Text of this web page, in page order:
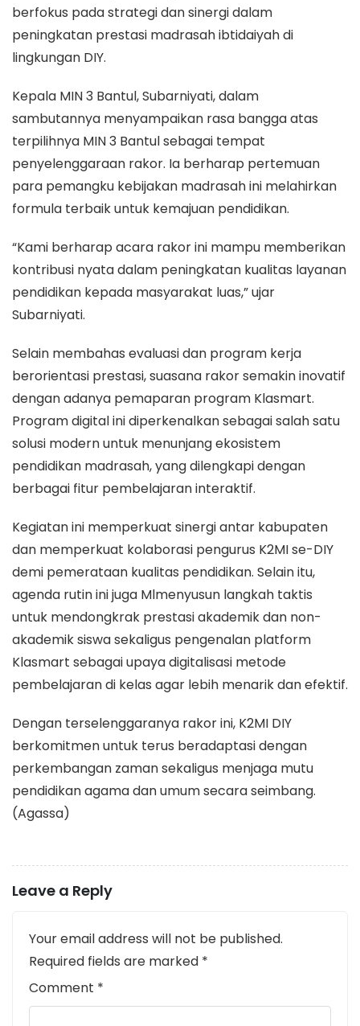
berfokus pada strategi dan sinergi dalam
peningkatan prestasi madrasah ibtidaiyah di
lingkungan DIY.
Kepala MIN 3 Bantul, Subarniyati, dalam
sambutannya menyampaikan rasa bangga atas
terpilihnya MIN 3 Bantul sebagai tempat
penyelenggaraan rakor. Ia berharap pertemuan
para pemangku kebijakan madrasah ini melahirkan
formula terbaik untuk kemajuan pendidikan.
“Kami berharap acara rakor ini mampu memberikan
kontribusi nyata dalam peningkatan kualitas layanan
pendidikan kepada masyarakat luas,” ujar
Subarniyati.
Selain membahas evaluasi dan program kerja
berorientasi prestasi, suasana rakor semakin inovatif
dengan adanya pemaparan program Klasmart.
Program digital ini diperkenalkan sebagai salah satu
solusi modern untuk menunjang ekosistem
pendidikan madrasah, yang dilengkapi dengan
berbagai fitur pembelajaran interaktif.
Kegiatan ini memperkuat sinergi antar kabupaten
dan memperkuat kolaborasi pengurus K2MI se-DIY
demi pemerataan kualitas pendidikan. Selain itu,
agenda rutin ini juga Mlmenyusun langkah taktis
untuk mendongkrak prestasi akademik dan non-
akademik siswa sekaligus pengenalan platform
Klasmart sebagai upaya digitalisasi metode
pembelajaran di kelas agar lebih menarik dan efektif.
Dengan terselenggaranya rakor ini, K2MI DIY
berkomitmen untuk terus beradaptasi dengan
perkembangan zaman sekaligus menjaga mutu
pendidikan agama dan umum secara seimbang.
(Agassa)
Leave a Reply
Your email address will not be published.
Required fields are marked *
Comment *